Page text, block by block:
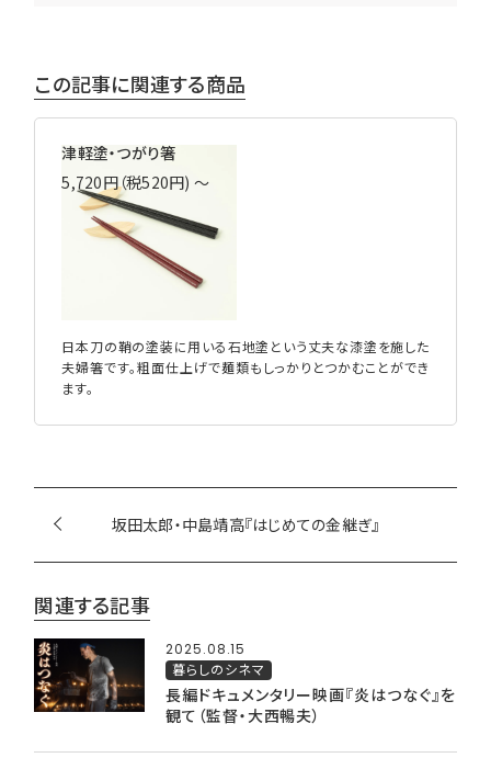
この記事に関連する商品
津軽塗・つがり箸
5,720円（税520円) 〜
日本刀の鞘の塗装に用いる石地塗という丈夫な漆塗を施した
夫婦箸です。粗面仕上げで麺類もしっかりとつかむことができ
ます。
坂田太郎・中島靖高『はじめての金継ぎ』
関連する記事
2025.08.15
暮らしのシネマ
長編ドキュメンタリー映画『炎はつなぐ』を
観て（監督・大西暢夫）